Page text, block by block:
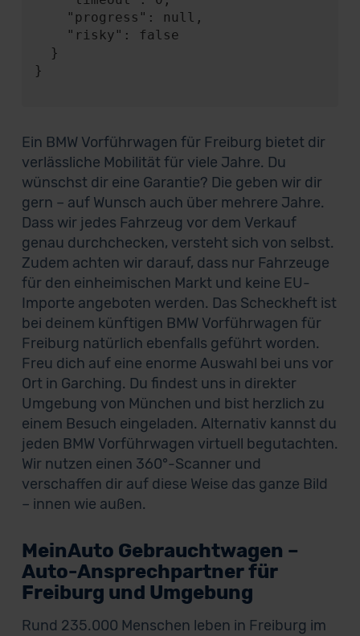
}
Ein BMW Vorführwagen für Freiburg bietet dir
verlässliche Mobilität für viele Jahre. Du
wünschst dir eine Garantie? Die geben wir dir
gern – auf Wunsch auch über mehrere Jahre.
Dass wir jedes Fahrzeug vor dem Verkauf
genau durchchecken, versteht sich von selbst.
Zudem achten wir darauf, dass nur Fahrzeuge
für den einheimischen Markt und keine EU-
Importe angeboten werden. Das Scheckheft ist
bei deinem künftigen BMW Vorführwagen für
Freiburg natürlich ebenfalls geführt worden.
Freu dich auf eine enorme Auswahl bei uns vor
Ort in Garching. Du findest uns in direkter
Umgebung von München und bist herzlich zu
einem Besuch eingeladen. Alternativ kannst du
jeden BMW Vorführwagen virtuell begutachten.
Wir nutzen einen 360°-Scanner und
verschaffen dir auf diese Weise das ganze Bild
– innen wie außen.
MeinAuto Gebrauchtwagen –
Auto-Ansprechpartner für
Freiburg und Umgebung
Rund 235.000 Menschen leben in Freiburg im